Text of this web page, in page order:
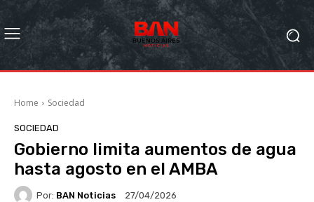
Home Sociedad
SOCIEDAD
Gobierno limita aumentos de agua
hasta agosto en el AMBA
Por: BAN Noticias 27/04/2026